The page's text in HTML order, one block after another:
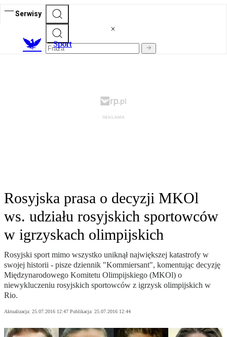
Serwisy
Sport
Rosyjska prasa o decyzji MKOl
ws. udziału rosyjskich sportowców
w igrzyskach olimpijskich
Rosyjski sport mimo wszystko uniknął największej katastrofy w
swojej historii - pisze dziennik "Kommiersant", komentując decyzję
Międzynarodowego Komitetu Olimpijskiego (MKOl) o
niewykluczeniu rosyjskich sportowców z igrzysk olimpijskich w
Rio.
Aktualizacja: 25.07.2016 12:47 Publikacja: 25.07.2016 12:44